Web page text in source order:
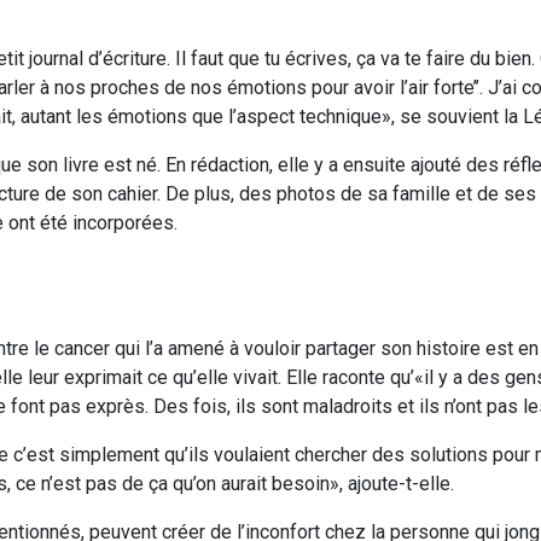
journal d’écriture. Il faut que tu écrives, ça va te faire du
à nos proches de nos émotions pour avoir l’air forte’’. J’ai
autant les émotions que l’aspect technique», se souvient la
son livre est né. En rédaction, elle y a ensuite ajouté des
de son cahier. De plus, des photos de sa famille et de
ont été incorporées.
le cancer qui l’a amené à vouloir partager son histoire est
leur exprimait ce qu’elle vivait. Elle raconte qu’«il y a des
font pas exprès. Des fois, ils sont maladroits et ils n’ont pas
c’est simplement qu’ils voulaient chercher des solutions pour
n’est pas de ça qu’on aurait besoin», ajoute-t-elle.
peuvent créer de l’inconfort chez la personne qui